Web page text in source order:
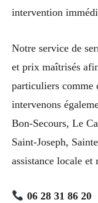
intervention
Notre service de
et prix maîtrisés
particuliers comme
intervenons
Bon-Secours, Le
Saint-Joseph,
assistance locale et
06 28 31 86 20